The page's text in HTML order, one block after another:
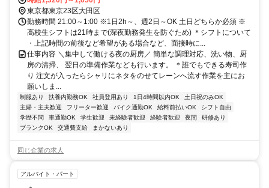
東京都東京23区大田区
勤務時間 21:00～1:00 ※1日2h～、週2日～OK 土日どちらか必須 ※
高校生シフトは21時まで(深夜勤務発生を防ぐため) ＊シフトについて
・上記時間の前後など希望がある場合など、面接時に...
仕事内容 ＼集中して働ける夜の厨房／ 簡単な調理対応、洗い物、厨
房の清掃、 翌日の準備作業なども行います。 ＊誰でもできる寿司作
り 注文が入ったらシャリにネタをのせてレーンへ流す作業を主にお
願いしま...
制服あり 扶養内勤務OK 社員登用あり 1日4時間以内OK
土日祝のみOK
主婦・主夫歓迎
フリーター歓迎 バイク通勤OK 給料前払いOK
シフト自由
学歴不問
車通勤OK 学生歓迎 未経験者歓迎 経験者歓迎 夜間
研修あり
ブランクOK
交通費支給 まかないあり
同じ企業の求人
アルバイト・パート